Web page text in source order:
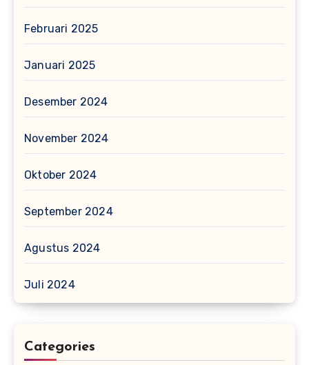
Februari 2025
Januari 2025
Desember 2024
November 2024
Oktober 2024
September 2024
Agustus 2024
Juli 2024
Categories